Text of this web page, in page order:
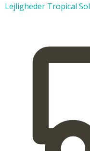
Lejligheder Tropical Sol